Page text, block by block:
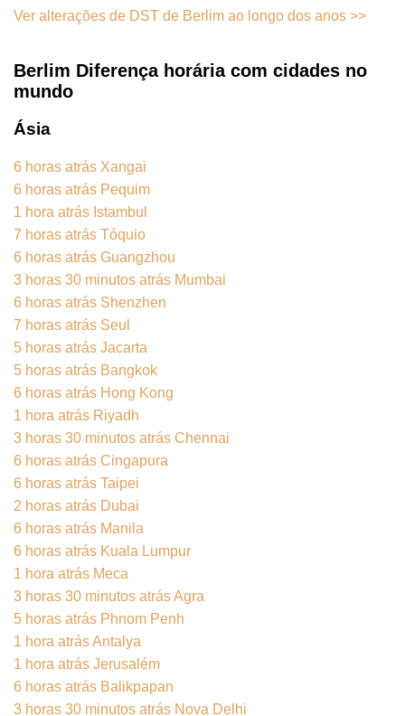
Ver alterações de DST de Berlim ao longo dos anos >>
Berlim Diferença horária com cidades no
mundo
Ásia
6 horas atrás Xangai
6 horas atrás Pequim
1 hora atrás Istambul
7 horas atrás Tóquio
6 horas atrás Guangzhou
3 horas 30 minutos atrás Mumbai
6 horas atrás Shenzhen
7 horas atrás Seul
5 horas atrás Jacarta
5 horas atrás Bangkok
6 horas atrás Hong Kong
1 hora atrás Riyadh
3 horas 30 minutos atrás Chennai
6 horas atrás Cingapura
6 horas atrás Taipei
2 horas atrás Dubai
6 horas atrás Manila
6 horas atrás Kuala Lumpur
1 hora atrás Meca
3 horas 30 minutos atrás Agra
5 horas atrás Phnom Penh
1 hora atrás Antalya
1 hora atrás Jerusalém
6 horas atrás Balikpapan
3 horas 30 minutos atrás Nova Delhi